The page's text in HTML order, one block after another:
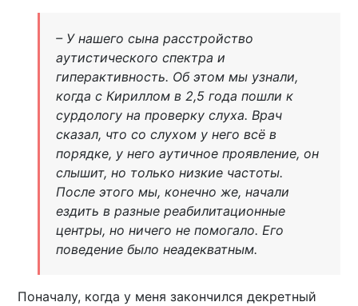
– У нашего сына расстройство
аутистического спектра и
гиперактивность. Об этом мы узнали,
когда с Кириллом в 2,5 года пошли к
сурдологу на проверку слуха. Врач
сказал, что со слухом у него всё в
порядке, у него аутичное проявление, он
слышит, но только низкие частоты.
После этого мы, конечно же, начали
ездить в разные реабилитационные
центры, но ничего не помогало. Его
поведение было неадекватным.
Поначалу, когда у меня закончился декретный